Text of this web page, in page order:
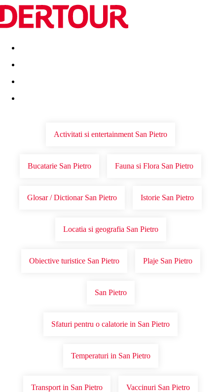
Destinatii Vacanta perfecta OFERTE DE NERATAT
Activitati si entertainment San Pietro
Bucatarie San Pietro Fauna si Flora San Pietro
Glosar / Dictionar San Pietro Istorie San Pietro
Locatia si geografia San Pietro
Obiective turistice San Pietro Plaje San Pietro
San Pietro
Sfaturi pentru o calatorie in San Pietro
Temperaturi in San Pietro
Transport in San Pietro Vaccinuri San Pietro